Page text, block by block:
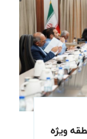
ویژه